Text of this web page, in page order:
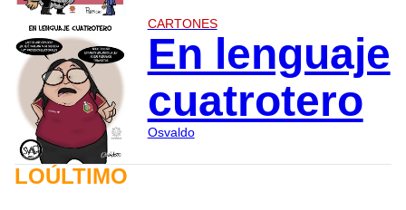
CARTONES
En lenguaje
cuatrotero
Osvaldo
LOÚLTIMO